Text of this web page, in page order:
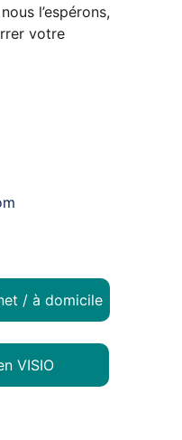
l’espérons,
votre
/ à domicile
VISIO